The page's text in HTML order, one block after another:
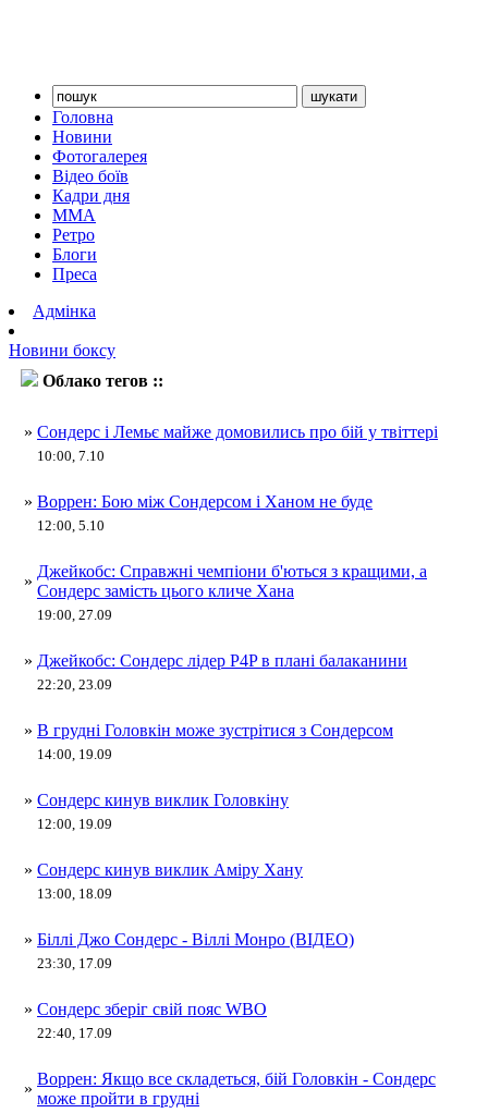
Головна
Новини
Фотогалерея
Відео боїв
Кадри дня
ММА
Ретро
Блоги
Преса
Адмінка
Новини боксу
Облако тегов ::
» Сондерс і Лемьє майже домовились про бій у твіттері
10:00, 7.10
» Воррен: Бою між Сондерсом і Ханом не буде
12:00, 5.10
»
Джейкобс: Справжні чемпіони б'ються з кращими, а
Сондерс замість цього кличе Хана
19:00, 27.09
» Джейкобс: Сондерс лідер P4P в плані балаканини
22:20, 23.09
» В грудні Головкін може зустрітися з Сондерсом
14:00, 19.09
» Сондерс кинув виклик Головкіну
12:00, 19.09
» Сондерс кинув виклик Аміру Хану
13:00, 18.09
» Біллі Джо Сондерс - Віллі Монро (ВІДЕО)
23:30, 17.09
» Сондерс зберіг свій пояс WBO
22:40, 17.09
»
Воррен: Якщо все складеться, бій Головкін - Сондерс
може пройти в грудні